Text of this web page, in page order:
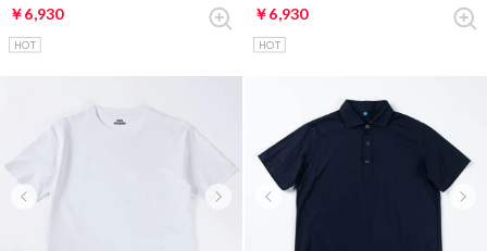
￥6,930
HOT
￥6,930
HOT